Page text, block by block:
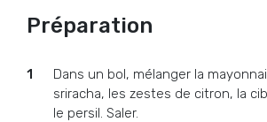
Préparation
Dans un bol, mélanger la
sriracha, les zestes de citron, la
le persil. Saler.